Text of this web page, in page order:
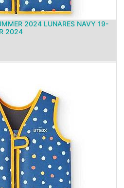
2024 LUNARES NAVY 19-
2024